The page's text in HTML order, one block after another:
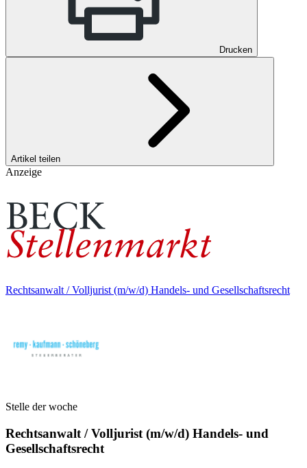
Drucken
Artikel teilen
Anzeige
Rechtsanwalt / Volljurist (m/w/d) Handels- und Gesellschaftsrecht
Stelle der woche
Rechtsanwalt / Volljurist (m/w/d) Handels- und
Gesellschaftsrecht